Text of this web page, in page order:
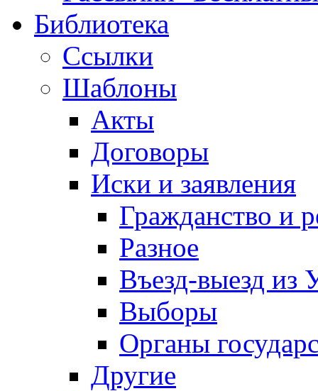
Библиотека
Ссылки
Шаблоны
Акты
Договоры
Иски и заявления
Гражданство и
Разное
Въезд-выезд из
Выборы
Органы
Другие